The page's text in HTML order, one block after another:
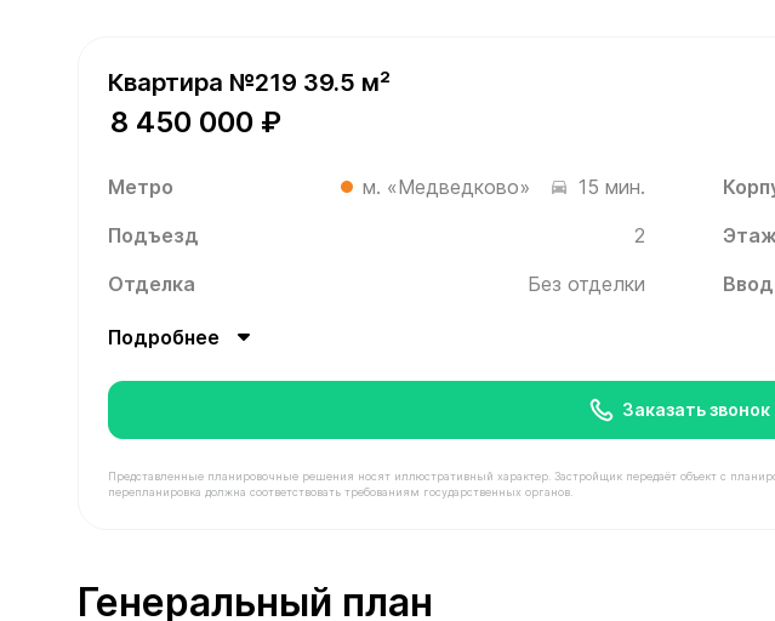
Квартира №219 39.5 м²
8 450 000 ₽
Метро м. «Медведково» 15 мин.
Подъезд 2 Этаж
Отделка
Без отделки Ввод
Подробнее
Заказать звонок
Представленные планировочные решения носят иллюстративный характер. Застройщик передаёт объект с
перепланировка должна соответствовать требованиям государственных органов.
Генеральный план